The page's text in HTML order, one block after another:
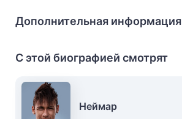
Дополнительная информация
С этой биографией смотрят
Неймар